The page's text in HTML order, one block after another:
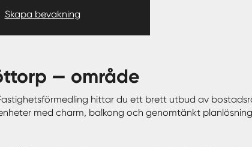
Skapa bevakning
— område
hittar du ett brett utbud av
med charm, balkong och genomtänkt